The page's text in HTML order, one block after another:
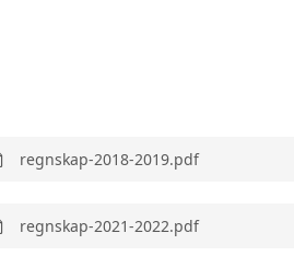
regnskap-2018-2019.pdf
regnskap-2021-2022.pdf